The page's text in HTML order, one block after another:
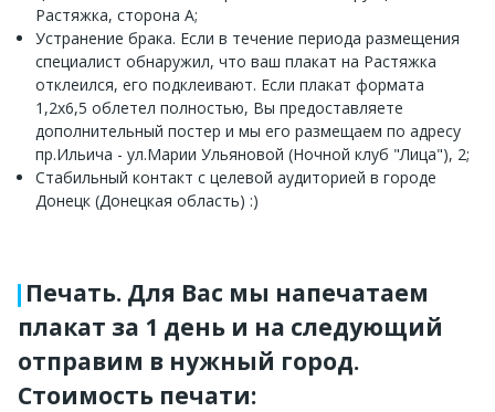
Растяжка, сторона А;
Устранение брака. Если в течение периода размещения
специалист обнаружил, что ваш плакат на Растяжка
отклеился, его подклеивают. Если плакат формата
1,2x6,5 облетел полностью, Вы предоставляете
дополнительный постер и мы его размещаем по адресу
пр.Ильича - ул.Марии Ульяновой (Ночной клуб "Лица"), 2;
Стабильный контакт с целевой аудиторией в городе
Донецк (Донецкая область) :)
Печать. Для Вас мы напечатаем
плакат за 1 день и на следующий
отправим в нужный город.
Стоимость печати: